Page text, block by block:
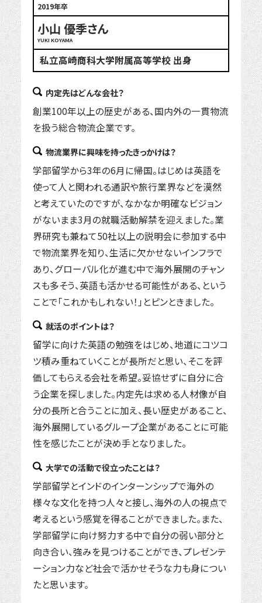
2019年卒
小山 優季さん
YUKI KOYAMA
私立高崎商科大学附属高等学校 出身
内定先はどんな会社？
創業100年以上の歴史がある、国内外の一貫物流
を扱う総合物流企業です。
物流業界に興味を持ったきっかけは？
学部留学から3年の6月に帰国。はじめは英語を
使って人と関われる通訳や旅行業界などを漠然
と考えていたのですが、なかなか明確なビジョン
がないまま3月の就職活動解禁を迎えました。業
界研究も兼ねて50社以上の説明会に参加する中
で物流業界を知り、生活に欠かせないインフラで
あり、グローバル化が進む中で海外展開のチャン
スも多そう、英語も活かせる可能性がある、という
ことで「これかもしれない！」とピンときました。
就活のポイントは？
留学に向けた英語の勉強をはじめ、地道にコツコ
ツ積み重ねていくことが長所だと思い、そこを評
価してもらえる会社を希望。妥協せずに自分に合
う企業を探しました。内定先は求める人材像が自
分の長所と合うことに加え、長い歴史があること、
海外展開しているグループ企業があることに可能
性を感じたことが決め手となりました。
大学での活動で役立ったことは？
学部留学とインドのインターンシップで海外の
様々な文化を持つ人々と接し、海外の人の視点で
考えるという感覚を得ることができました。また、
学部留学に向け努力する中で自分の弱い部分と
向き合い、強みを見つけることができ、プレゼンテ
ーション力など社会で活かせそうな力も身につい
たと思います。